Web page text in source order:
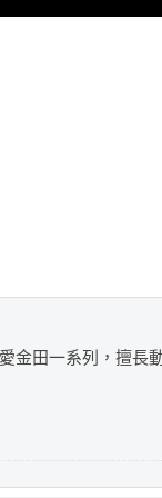
金田一系列，擅長